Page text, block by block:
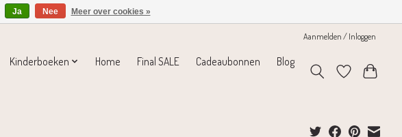
Aanmelden / Inloggen
Kinderboeken Home Final SALE Cadeaubonnen
Blog
Ja Nee Meer over cookies »